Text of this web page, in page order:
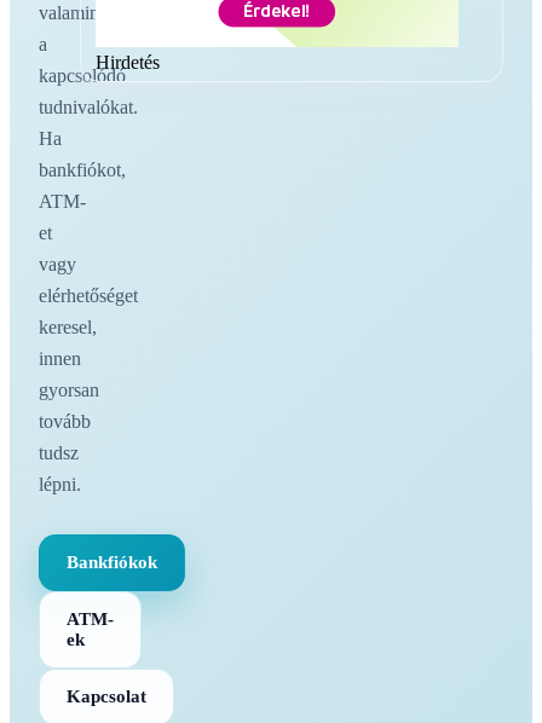
valamint
a
kapcsolódó
tudnivalókat.
Ha
bankfiókot,
ATM-
et
vagy
elérhetőséget
keresel,
innen
gyorsan
tovább
tudsz
lépni.
Bankfiókok
ATM-
ek
Kapcsolat
Hirdetés